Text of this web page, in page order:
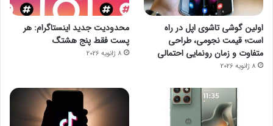
اولین گوشی تاشوی اپل در راه
است؛ قیمت نجومی، طراحی
متفاوت و زمان رونمایی احتمالی
8 ژانویه 2026
محدودیت جدید اینستاگرام: هر
پست فقط پنج هشتگ
8 ژانویه 2026